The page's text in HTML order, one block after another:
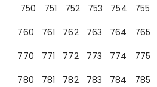
750
751 752 753 754 755
760
761 762 763 764 765
770
771 772 773 774 775
780
781 782 783 784 785